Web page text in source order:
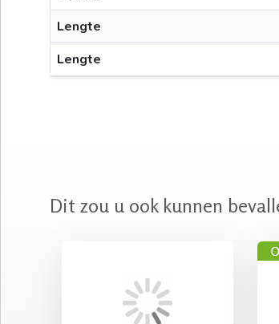
Lengte
Lengte
Dit zou u ook kunnen